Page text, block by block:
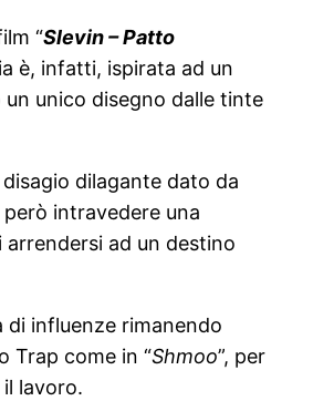
“Slevin – Patto
è, infatti, ispirata ad un
unico disegno dalle tinte
dilagante dato da
intravedere una
arrendersi ad un destino
di influenze rimanendo
Trap come in “Shmoo”, per
lavoro.